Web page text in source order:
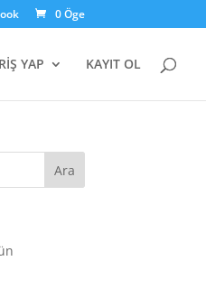
0 Öge
YAP KAYIT OL